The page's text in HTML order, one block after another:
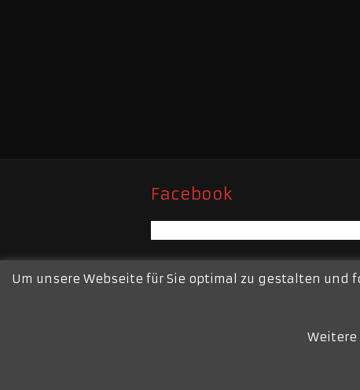
Facebook
Um unsere Webseite für Sie optimal zu gestalten